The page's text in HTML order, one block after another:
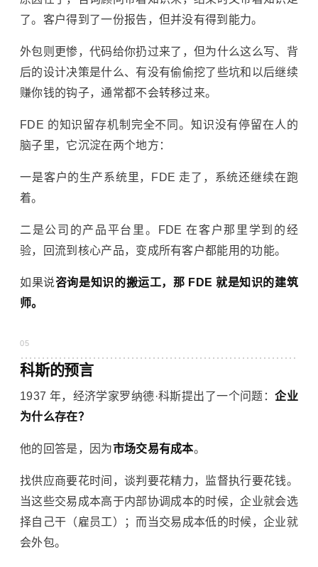
了。客户得到了一份报告，但并没有得到能力。
外包则更惨，代码给你扔过来了，但为什么这么写、背
后的设计决策是什么、有没有偷偷挖了些坑和以后继续
赚你钱的钩子，通常都不会转移过来。
FDE 的知识留存机制完全不同。知识没有停留在人的
脑子里，它沉淀在两个地方：
一是客户的生产系统里，FDE 走了，系统还继续在跑
着。
二是公司的产品平台里。FDE 在客户那里学到的经
验，回流到核心产品，变成所有客户都能用的功能。
如果说咨询是知识的搬运工，那 FDE 就是知识的建筑
师。
05
科斯的预言
1937 年，经济学家罗纳德·科斯提出了一个问题：企业
为什么存在？
他的回答是，因为市场交易有成本。
找供应商要花时间，谈判要花精力，监督执行要花钱。
当这些交易成本高于内部协调成本的时候，企业就会选
择自己干（雇员工）；而当交易成本低的时候，企业就
会外包。